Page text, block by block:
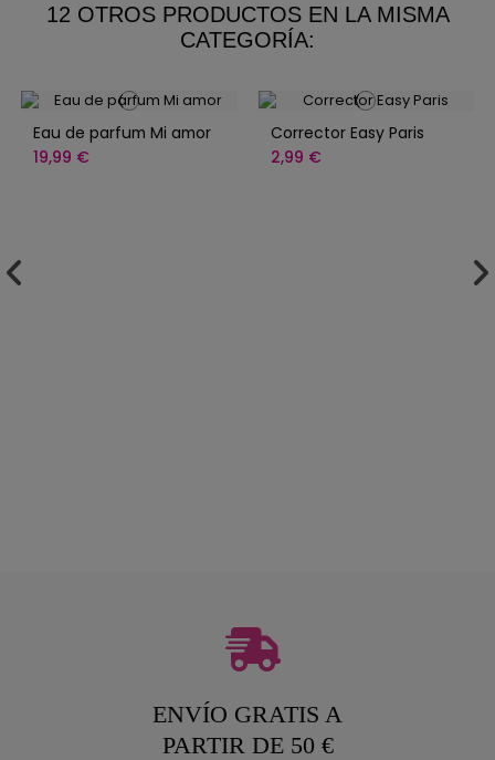
12 OTROS PRODUCTOS EN LA MISMA
CATEGORÍA:
Eau de parfum Mi amor
19,99 €
Corrector Easy Paris
2,99 €
ENVÍO GRATIS A
PARTIR DE 50 €